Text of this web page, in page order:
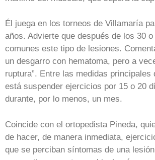
Él juega en los torneos de Villamaría
años. Advierte que después de los 30
comunes este tipo de lesiones.
un desgarro con hematoma, pero a
ruptura”. Entre las medidas principales
está suspender ejercicios por 15 o 20
durante, por lo menos, un mes.
Coincide con el ortopedista Pineda,
de hacer, de manera inmediata,
que se perciban síntomas de una